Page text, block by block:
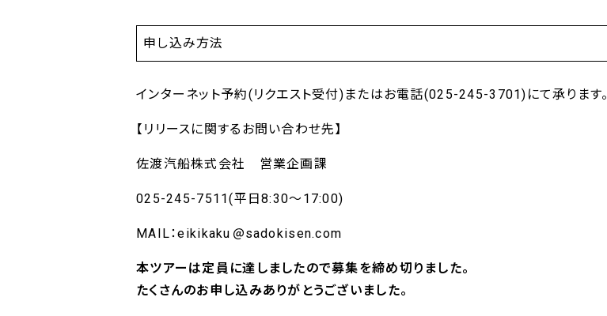
申し込み方法
インターネット予約(リクエスト受付)またはお電話(025-245-3701)にて承ります。
【リリースに関するお問い合わせ先】
佐渡汽船株式会社 営業企画課
025-245-7511(平日8:30～17:00)
MAIL：eikikaku sadokisen.com
本ツアーは定員に達しましたので募集を締め切りました。
たくさんのお申し込みありがとうございました。